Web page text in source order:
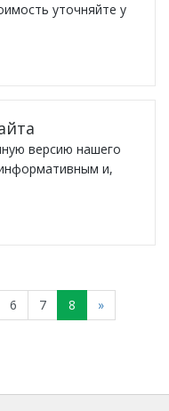
уточняйте у
версию нашего
и,
6 7 8 »